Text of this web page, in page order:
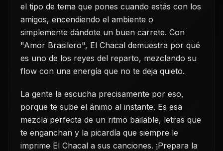
el tipo de tema que pones cuando estás con los
amigos, encendiendo el ambiente o
simplemente dándote un buen carrete. Con
"Amor Brasilero", El Chacal demuestra por qué
es uno de los reyes del reparto, mezclando su
flow con una energía que no te deja quieto.
La gente la escucha precisamente por eso,
porque te sube el ánimo al instante. Es esa
mezcla perfecta de un ritmo bailable, letras que
te enganchan y la picardía que siempre le
imprime El Chacal a sus canciones. ¡Prepara la